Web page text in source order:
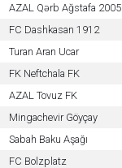
AZAL Qərb Ağstafa 2005
FC Dashkasan 1912
Turan Aran Ucar
FK Neftchala FK
AZAL Tovuz FK
Mingachevir Göyçay
Sabah Baku Aşağı
FC Bolzplatz